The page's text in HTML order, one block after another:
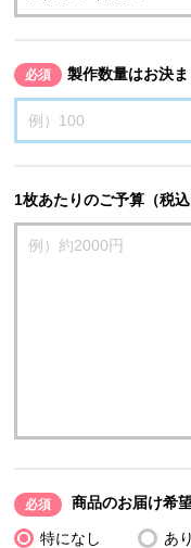
必須 製作数量はお決
1枚あたりのご予算（税
必須 商品のお届け希
特になし あり